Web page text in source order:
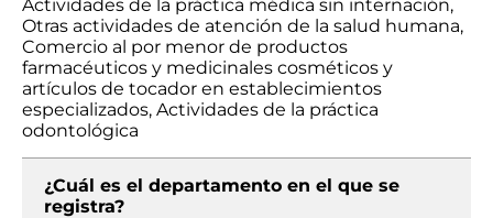
Actividades de la práctica médica sin internación,
Otras actividades de atención de la salud humana,
Comercio al por menor de productos
farmacéuticos y medicinales cosméticos y
artículos de tocador en establecimientos
especializados, Actividades de la práctica
odontológica
¿Cuál es el departamento en el que se
registra?